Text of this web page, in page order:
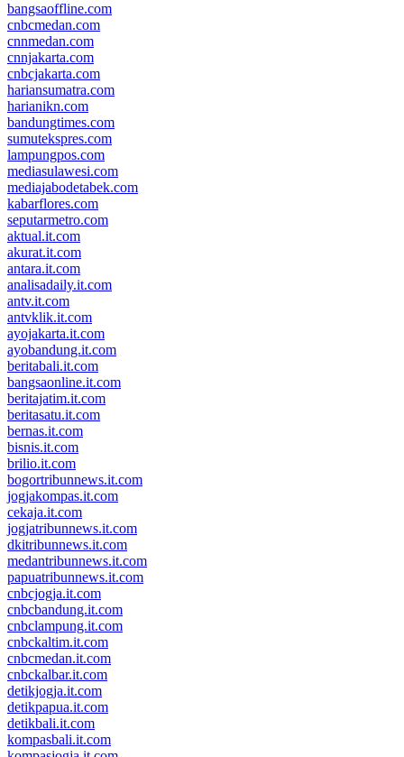
bangsaoffline.com
cnbcmedan.com
cnnmedan.com
cnnjakarta.com
cnbcjakarta.com
hariansumatra.com
harianikn.com
bandungtimes.com
sumutekspres.com
lampungpos.com
mediasulawesi.com
mediajabodetabek.com
kabarflores.com
seputarmetro.com
aktual.it.com
akurat.it.com
antara.it.com
analisadaily.it.com
antv.it.com
antvklik.it.com
ayojakarta.it.com
ayobandung.it.com
beritabali.it.com
bangsaonline.it.com
beritajatim.it.com
beritasatu.it.com
bernas.it.com
bisnis.it.com
brilio.it.com
bogortribunnews.it.com
jogjakompas.it.com
cekaja.it.com
jogjatribunnews.it.com
dkitribunnews.it.com
medantribunnews.it.com
papuatribunnews.it.com
cnbcjogja.it.com
cnbcbandung.it.com
cnbclampung.it.com
cnbckaltim.it.com
cnbcmedan.it.com
cnbckalbar.it.com
detikjogja.it.com
detikpapua.it.com
detikbali.it.com
kompasbali.it.com